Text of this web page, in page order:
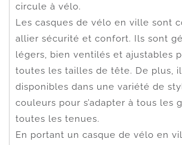
circule à vélo.
Les casques de vélo en ville sont
allier sécurité et confort. Ils sont
légers, bien ventilés et ajustables
toutes les tailles de tête. De plus,
disponibles dans une variété de
couleurs pour s’adapter à tous les
toutes les tenues.
En portant un casque de vélo en